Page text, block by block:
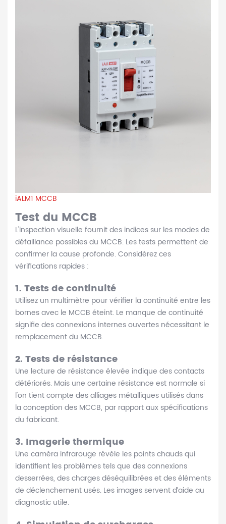
iALM1 MCCB
Test du MCCB
L'inspection visuelle fournit des indices sur les modes de
défaillance possibles du MCCB. Les tests permettent de
confirmer la cause profonde. Considérez ces
vérifications rapides :
1. Tests de continuité
Utilisez un multimètre pour vérifier la continuité entre les
bornes avec le MCCB éteint. Le manque de continuité
signifie des connexions internes ouvertes nécessitant le
remplacement du MCCB.
2. Tests de résistance
Une lecture de résistance élevée indique des contacts
détériorés. Mais une certaine résistance est normale si
l'on tient compte des alliages métalliques utilisés dans
la conception des MCCB, par rapport aux spécifications
du fabricant.
3. Imagerie thermique
Une caméra infrarouge révèle les points chauds qui
identifient les problèmes tels que des connexions
desserrées, des charges déséquilibrées et des éléments
de déclenchement usés. Les images servent d’aide au
diagnostic utile.